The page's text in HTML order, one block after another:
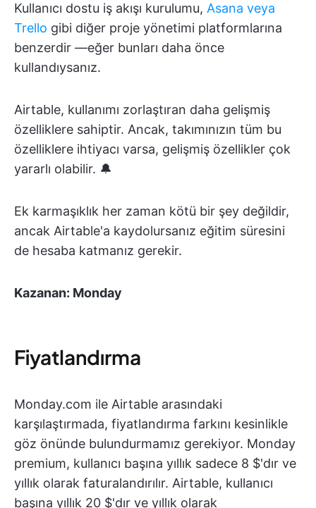
Kullanıcı dostu iş akışı kurulumu, Asana veya
Trello gibi diğer proje yönetimi platformlarına
benzerdir —eğer bunları daha önce
kullandıysanız.
Airtable, kullanımı zorlaştıran daha gelişmiş
özelliklere sahiptir. Ancak, takımınızın tüm bu
özelliklere ihtiyacı varsa, gelişmiş özellikler çok
yararlı olabilir. 🔔
Ek karmaşıklık her zaman kötü bir şey değildir,
ancak Airtable'a kaydolursanız eğitim süresini
de hesaba katmanız gerekir.
Kazanan: Monday
Fiyatlandırma
Monday.com ile Airtable arasındaki
karşılaştırmada, fiyatlandırma farkını kesinlikle
göz önünde bulundurmamız gerekiyor. Monday
premium, kullanıcı başına yıllık sadece 8 $'dır ve
yıllık olarak faturalandırılır. Airtable, kullanıcı
başına yıllık 20 $'dır ve yıllık olarak